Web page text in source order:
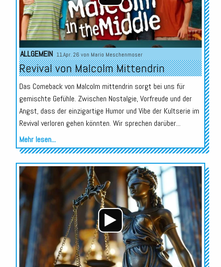
ALLGEMEIN 11.Apr. 26 von Mario Meschenmoser
Revival von Malcolm Mittendrin
Das Comeback von Malcolm mittendrin sorgt bei uns für
gemischte Gefühle. Zwischen Nostalgie, Vorfreude und der
Angst, dass der einzigartige Humor und Vibe der Kultserie im
Revival verloren gehen könnten. Wir sprechen darüber...
Mehr lesen...
Audio-
Player